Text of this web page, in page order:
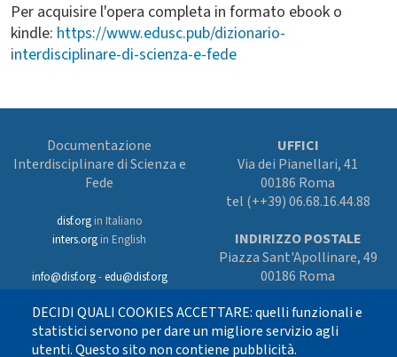
Per acquisire l'opera completa in formato ebook o
kindle: https://www.edusc.pub/dizionario-
interdisciplinare-di-scienza-e-fede
Documentazione
Interdisciplinare di Scienza e
Fede
disf.orgin Italiano
inters.org in English
info@disf.org-edu@disf.org
UFFICI
Via dei Pianellari, 41
00186 Roma
tel (++39) 06.68.16.44.88
INDIRIZZO POSTALE
Piazza Sant'Apollinare, 49
00186 Roma
In collaborazione
con il Servizio
nazionale della CEI
DECIDI QUALI COOKIES ACCETTARE: quelli funzionali e
statistici servono per dare un migliore servizio agli
utenti. Questo sito non contiene pubblicità.